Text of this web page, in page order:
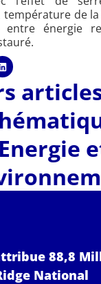
température de
entre énergie
Energie
88,8
National